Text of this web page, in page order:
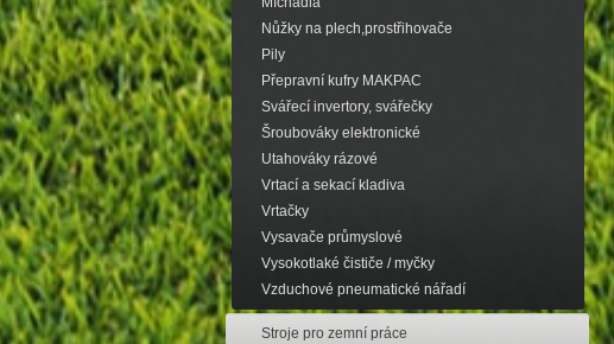
Nůžky na plech,prostřihovače
Pily
Přepravní kufry MAKPAC
Svářecí invertory, svářečky
Šroubováky elektronické
Utahováky rázové
Vrtací a sekací kladiva
Vrtačky
Vysavače průmyslové
Vysokotlaké čističe / myčky
Vzduchové pneumatické nářadí
Stroje pro zemní práce